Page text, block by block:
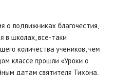
о подвижниках благочестия,
в школах, все-таки
количества учеников, чем
классе прошли «Уроки о
датам святителя Тихона,